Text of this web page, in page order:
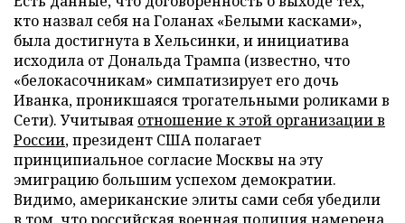
кто назвал себя на Голанах «Белыми касками»,
была достигнута в Хельсинки, и инициатива
исходила от Дональда Трампа (известно, что
«белокасочникам» симпатизирует его дочь
Иванка, проникшаяся трогательными роликами в
Сети). Учитывая отношение к этой организации в
России, президент США полагает
принципиальное согласие Москвы на эту
эмиграцию большим успехом демократии.
Видимо, американские элиты сами себя убедили